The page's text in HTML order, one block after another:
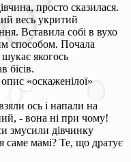
просто сказилася.
весь укритий
Вставила собі в вухо
способом. Почала
якогось
бісів.
«оскаженілої»
ось і напали на
- вона ні при чому!
змусили дівчинку
саме мамі? Те, що дратує